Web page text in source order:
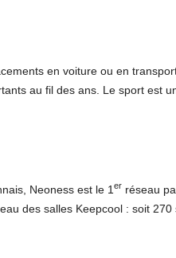
en voiture ou en
au fil des ans. Le sport est
Neoness est le 1 er réseau
des salles Keepcool : soit 270